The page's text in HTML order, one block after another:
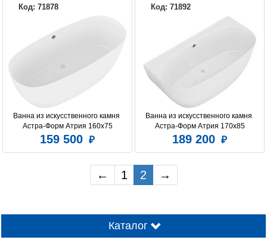
Код: 71878
Ванна из искусственного камня
Астра-Форм Атрия 160х75
159 500
Код: 71892
Ванна из искусственного камня
Астра-Форм Атрия 170x85
189 200
← 1 2 →
Каталог